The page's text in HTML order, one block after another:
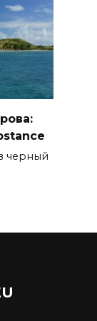
черный